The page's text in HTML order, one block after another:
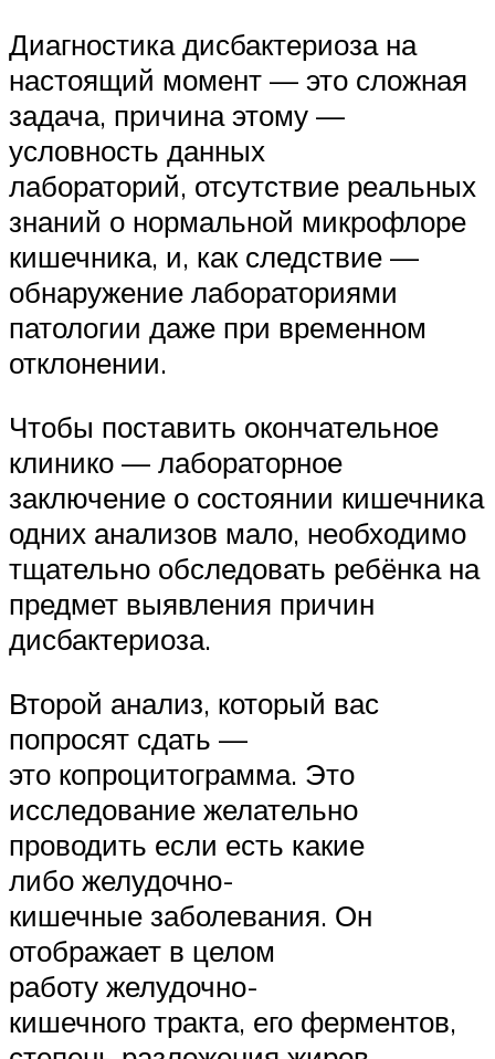
Диагностика дисбактериоза на
настоящий момент — это сложная
задача, причина этому —
условность данных
лабораторий, отсутствие реальных
знаний о нормальной микрофлоре
кишечника, и, как следствие —
обнаружение лабораториями
патологии даже при временном
отклонении.
Чтобы поставить окончательное
клинико — лабораторное
заключение о состоянии кишечника
одних анализов мало, необходимо
тщательно обследовать ребёнка на
предмет выявления причин
дисбактериоза.
Второй анализ, который вас
попросят сдать —
это копроцитограмма. Это
исследование желательно
проводить если есть какие
либо желудочно-
кишечные заболевания. Он
отображает в целом
работу желудочно-
кишечного тракта, его ферментов,